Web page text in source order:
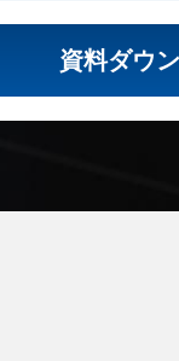
資料ダウ